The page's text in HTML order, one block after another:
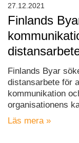
Finlands
Finlands Byar
distansarbete för
kommunikation
organisationens
Läs mera »
27.12.2021